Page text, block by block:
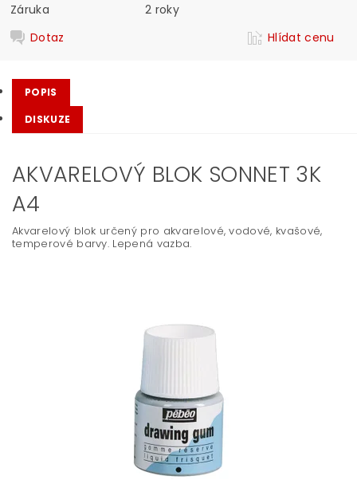
Záruka
2 roky
Dotaz
Hlídat cenu
POPIS
DISKUZE
AKVARELOVÝ BLOK SONNET 3K
A4
Akvarelový blok určený pro akvarelové, vodové, kvašové,
temperové barvy. Lepená vazba.